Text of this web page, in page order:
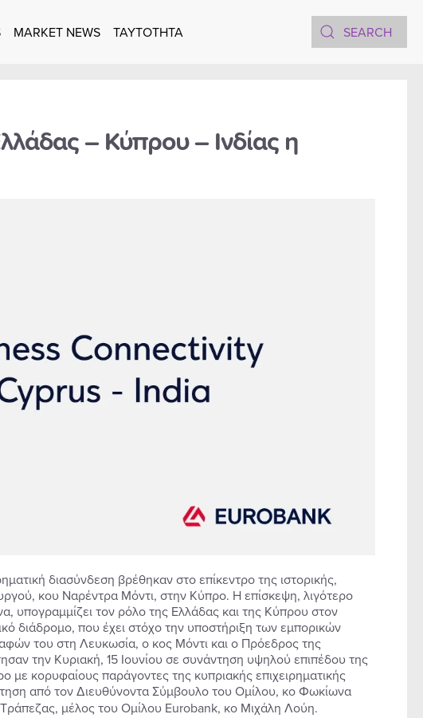
MARKET NEWS TAYTOTHTA
– Κύπρου – Ινδίας η
διασύνδεση βρέθηκαν στο επίκεντρο της ιστορικής,
κου Ναρέντρα Μόντι, στην Κύπρο. Η επίσκεψη, λιγότερο
υπογραμμίζει τον ρόλο της Ελλάδας και της Κύπρου στον
διάδρομο, που έχει στόχο την υποστήριξη των εμπορικών
του στη Λευκωσία, ο κος Μόντι και ο Πρόεδρος της
την Κυριακή, 15 Ιουνίου σε συνάντηση υψηλού επιπέδου της
κορυφαίους παράγοντες της κυπριακής επιχειρηματικής
από τον Διευθύνοντα Σύμβουλο του Ομίλου, κο Φωκίωνα
μέλος του Ομίλου Eurobank, κο Μιχάλη Λούη.